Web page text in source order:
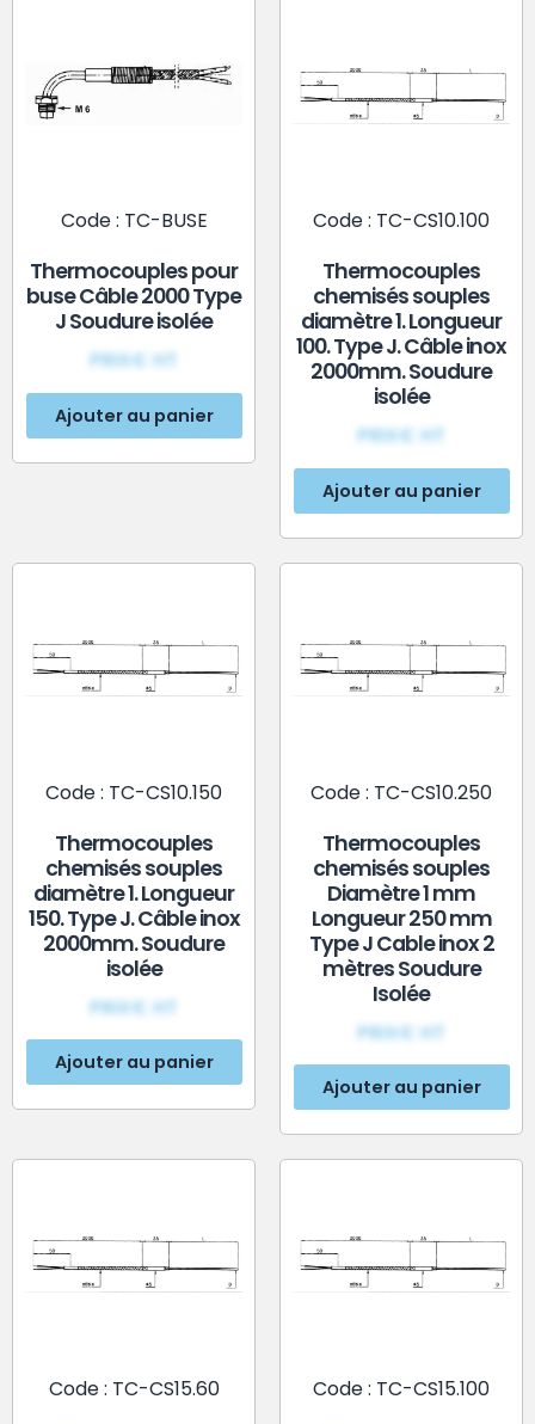
Code : TC-BUSE
Thermocouples pour
buse Câble 2000 Type
J Soudure isolée
PRIX€ HT
Ajouter au panier
Code : TC-CS10.100
Thermocouples
chemisés souples
diamètre 1. Longueur
100. Type J. Câble inox
2000mm. Soudure
isolée
PRIX€ HT
Ajouter au panier
Code : TC-CS10.150
Thermocouples
chemisés souples
diamètre 1. Longueur
150. Type J. Câble inox
2000mm. Soudure
isolée
PRIX€ HT
Ajouter au panier
Code : TC-CS10.250
Thermocouples
chemisés souples
Diamètre 1 mm
Longueur 250 mm
Type J Cable inox 2
mètres Soudure
Isolée
PRIX€ HT
Ajouter au panier
Code : TC-CS15.60 Code : TC-CS15.100